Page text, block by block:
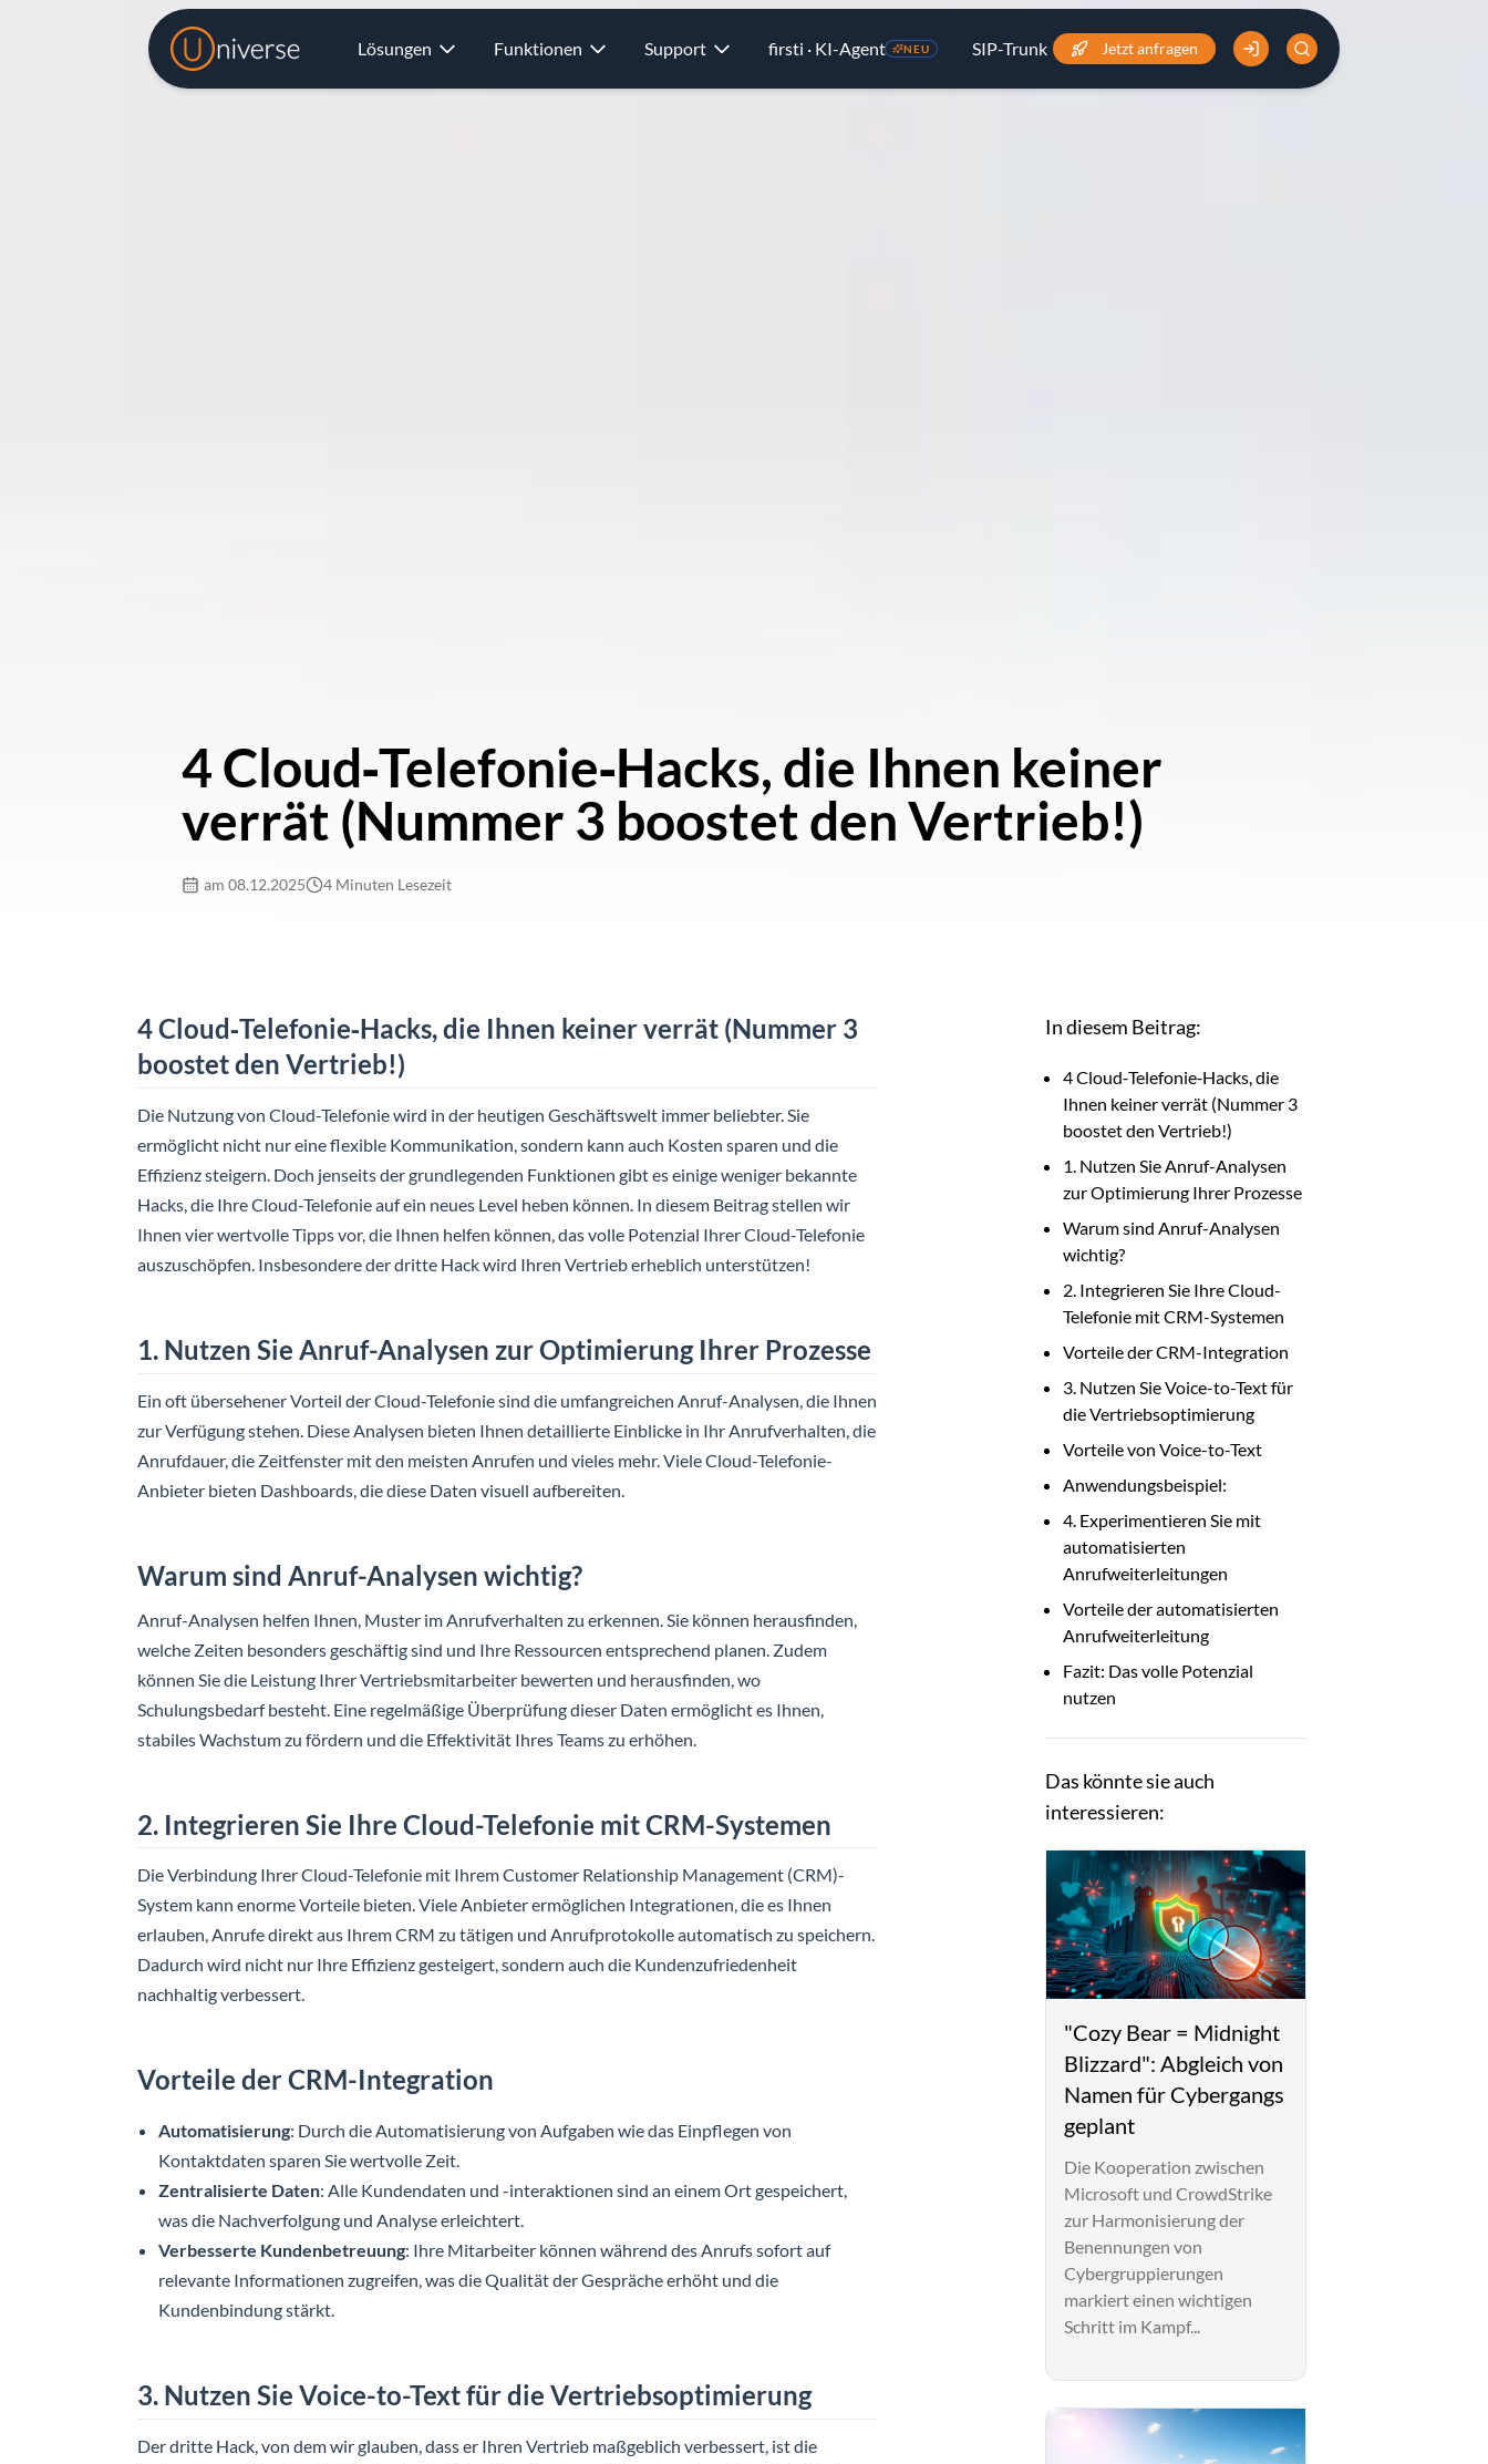
Lösungen Funktionen Support firsti · KI-Agent NEU SIP-Trunk Preise
Jetzt anfragen
4 Cloud‑Telefonie‑Hacks, die Ihnen keiner
verrät (Nummer 3 boostet den Vertrieb!)
am 08.12.2025 4 Minuten Lesezeit
4 Cloud‑Telefonie‑Hacks, die Ihnen keiner verrät (Nummer 3
boostet den Vertrieb!)
Die Nutzung von Cloud-Telefonie wird in der heutigen Geschäftswelt immer beliebter. Sie
ermöglicht nicht nur eine flexible Kommunikation, sondern kann auch Kosten sparen und die
Effizienz steigern. Doch jenseits der grundlegenden Funktionen gibt es einige weniger bekannte
Hacks, die Ihre Cloud-Telefonie auf ein neues Level heben können. In diesem Beitrag stellen wir
Ihnen vier wertvolle Tipps vor, die Ihnen helfen können, das volle Potenzial Ihrer Cloud-Telefonie
auszuschöpfen. Insbesondere der dritte Hack wird Ihren Vertrieb erheblich unterstützen!
1. Nutzen Sie Anruf-Analysen zur Optimierung Ihrer Prozesse
Ein oft übersehener Vorteil der Cloud-Telefonie sind die umfangreichen Anruf-Analysen, die Ihnen
zur Verfügung stehen. Diese Analysen bieten Ihnen detaillierte Einblicke in Ihr Anrufverhalten, die
Anrufdauer, die Zeitfenster mit den meisten Anrufen und vieles mehr. Viele Cloud-Telefonie-
Anbieter bieten Dashboards, die diese Daten visuell aufbereiten.
Warum sind Anruf-Analysen wichtig?
Anruf-Analysen helfen Ihnen, Muster im Anrufverhalten zu erkennen. Sie können herausfinden,
welche Zeiten besonders geschäftig sind und Ihre Ressourcen entsprechend planen. Zudem
können Sie die Leistung Ihrer Vertriebsmitarbeiter bewerten und herausfinden, wo
Schulungsbedarf besteht. Eine regelmäßige Überprüfung dieser Daten ermöglicht es Ihnen,
stabiles Wachstum zu fördern und die Effektivität Ihres Teams zu erhöhen.
2. Integrieren Sie Ihre Cloud-Telefonie mit CRM-Systemen
Die Verbindung Ihrer Cloud-Telefonie mit Ihrem Customer Relationship Management (CRM)-
System kann enorme Vorteile bieten. Viele Anbieter ermöglichen Integrationen, die es Ihnen
erlauben, Anrufe direkt aus Ihrem CRM zu tätigen und Anrufprotokolle automatisch zu speichern.
Dadurch wird nicht nur Ihre Effizienz gesteigert, sondern auch die Kundenzufriedenheit
nachhaltig verbessert.
Vorteile der CRM-Integration
Automatisierung: Durch die Automatisierung von Aufgaben wie das Einpflegen von
Kontaktdaten sparen Sie wertvolle Zeit.
Zentralisierte Daten: Alle Kundendaten und -interaktionen sind an einem Ort gespeichert,
was die Nachverfolgung und Analyse erleichtert.
Verbesserte Kundenbetreuung: Ihre Mitarbeiter können während des Anrufs sofort auf
relevante Informationen zugreifen, was die Qualität der Gespräche erhöht und die
Kundenbindung stärkt.
3. Nutzen Sie Voice-to-Text für die Vertriebsoptimierung
Der dritte Hack, von dem wir glauben, dass er Ihren Vertrieb maßgeblich verbessert, ist die
In diesem Beitrag:
4 Cloud‑Telefonie‑Hacks, die
Ihnen keiner verrät (Nummer 3
boostet den Vertrieb!)
1. Nutzen Sie Anruf-Analysen
zur Optimierung Ihrer Prozesse
Warum sind Anruf-Analysen
wichtig?
2. Integrieren Sie Ihre Cloud-
Telefonie mit CRM-Systemen
Vorteile der CRM-Integration
3. Nutzen Sie Voice-to-Text für
die Vertriebsoptimierung
Vorteile von Voice-to-Text
Anwendungsbeispiel:
4. Experimentieren Sie mit
automatisierten
Anrufweiterleitungen
Vorteile der automatisierten
Anrufweiterleitung
Fazit: Das volle Potenzial
nutzen
Das könnte sie auch
interessieren:
"Cozy Bear = Midnight
Blizzard": Abgleich von
Namen für Cybergangs
geplant
Die Kooperation zwischen
Microsoft und CrowdStrike
zur Harmonisierung der
Benennungen von
Cybergruppierungen
markiert einen wichtigen
Schritt im Kampf...